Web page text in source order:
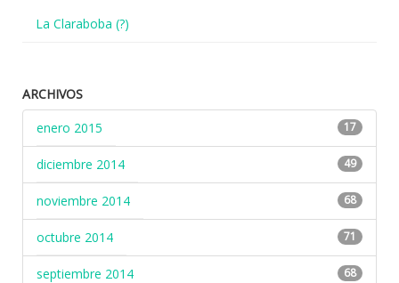
La Claraboba (?)
ARCHIVOS
enero 2015
17
diciembre 2014 49
noviembre 2014 68
octubre 2014 71
septiembre 2014 68